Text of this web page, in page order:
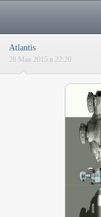
Atlantis
28 Мая 2015 в 22:20